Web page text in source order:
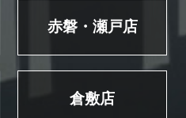
赤磐・瀬戸店
倉敷店